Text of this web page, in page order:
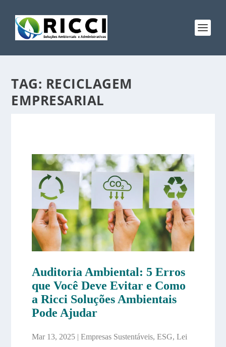
TAG: RECICLAGEM
EMPRESARIAL
Auditoria Ambiental: 5 Erros
que Você Deve Evitar e Como
a Ricci Soluções Ambientais
Pode Ajudar
Mar 13, 2025| Empresas Sustentáveis, ESG, Lei